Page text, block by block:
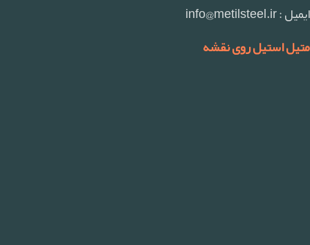
ایمیل : info@metilsteel.ir
متیل استیل روی نقشه